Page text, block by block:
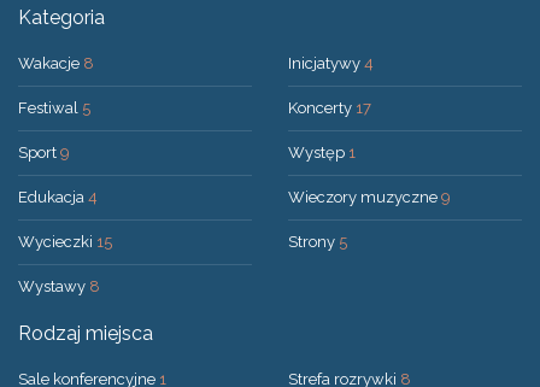
Kategoria
Wakacje 8
Festiwal 5
Sport 9
Edukacja 4
Wycieczki 15
Wystawy 8
Inicjatywy 4
Koncerty 17
Występ 1
Wieczory muzyczne 9
Strony 5
Rodzaj miejsca
Sale konferencyjne 1 Strefa rozrywki 8